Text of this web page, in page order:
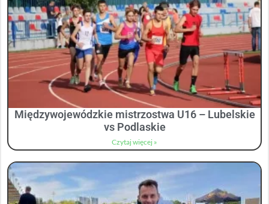
Międzywojewódzkie mistrzostwa U16 – Lubelskie
vs Podlaskie
Czytaj więcej »